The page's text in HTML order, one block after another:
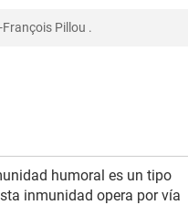
Pillou .
humoral es un tipo
inmunidad opera por vía